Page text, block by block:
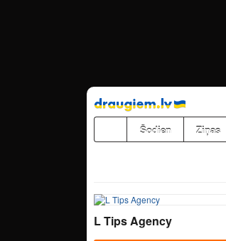
Pāriet
uz
saturu
Šodien Ziņas
L Tips Agency